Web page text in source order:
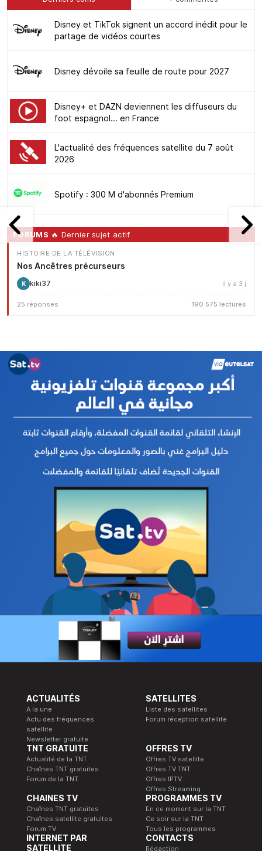
Disney et TikTok signent un accord inédit pour le
partage de vidéos courtes
Disney dévoile sa feuille de route pour 2027
Disney+ et DAZN deviennent les diffuseurs du
foot espagnol... en France
L'actualité des fréquences satellite du 7 août
2026
Spotify : 300 M d'abonnés Premium
FORUMS 🔥 Dernier sujet actif
HISTOIRE DE LA TÉLÉVISION
Nos Ancêtres précurseurs
K kiki37 il y a 3 j
25 réponses 190 575 lectures
ACTUALITÉS
A la une
Actu des fréquences
satellite
Newsletter gratuite
SATELLITES
Liste des satellites
Forum réception satellite
TNT GRATUITE
Actualité de la TNT
Chaînes TNT gratuites
Forum de la TNT
OFFRES TV
Offres TV satellite
Offres TV TNT
Offres IPTV
Offres Streaming
CHAINES TV
Chaînes TNT gratuites
Chaînes satellite gratuites
Forum TV
PROGRAMMES TV
En ce moment sur la TNT
Ce soir sur la TNT
Tous les programmes
INTERNET PAR
SATELLITE
CONTACTS
Rédaction